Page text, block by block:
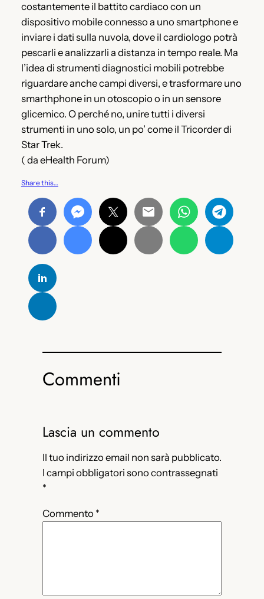
costantemente il battito cardiaco con un
dispositivo mobile connesso a uno smartphone e
inviare i dati sulla nuvola, dove il cardiologo potrà
pescarli e analizzarli a distanza in tempo reale. Ma
l’idea di strumenti diagnostici mobili potrebbe
riguardare anche campi diversi, e trasformare uno
smarthphone in un otoscopio o in un sensore
glicemico. O perché no, unire tutti i diversi
strumenti in uno solo, un po’ come il Tricorder di
Star Trek.
( da eHealth Forum)
Share this…
Commenti
Lascia un commento
Il tuo indirizzo email non sarà pubblicato.
I campi obbligatori sono contrassegnati
*
Commento *